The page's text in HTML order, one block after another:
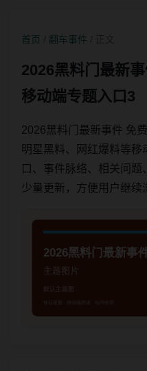
首页 翻车事件
2026黑料门最新
移动端专题入口3
2026黑料门最新事件 免
明星黑料、网红爆料等移
口、事件脉络、相关问题
少量更新，方便用户继续